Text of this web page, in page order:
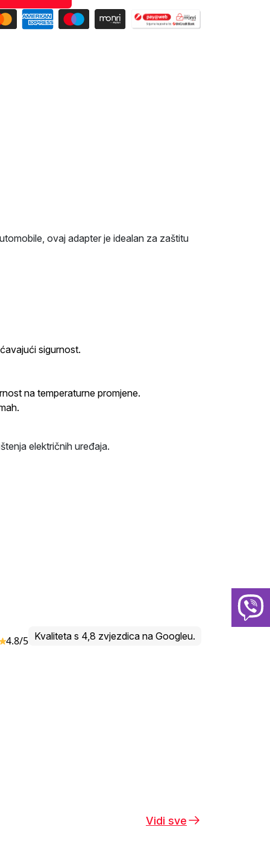
ovaj adapter je idealan za zaštitu
sigurnost.
na temperaturne promjene.
električnih uređaja.
4.8/5 Kvaliteta s 4,8 zvjezdica na Googleu.
Vidi sve